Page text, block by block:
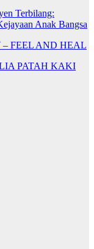
Terbilang:
Anak Bangsa
FEEL AND HEAL
PATAH KAKI